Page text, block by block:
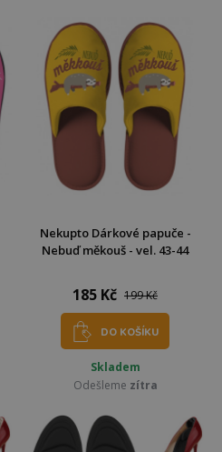
Nekupto Dárkové papuče -
Nebuď měkouš - vel. 43-44
185 Kč 199 Kč
DO KOŠÍKU
Skladem
Odešleme zítra